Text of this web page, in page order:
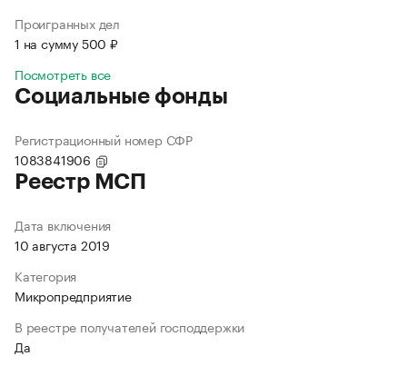
Проигранных дел
1 на сумму 500 ₽
Посмотреть все
Социальные фонды
Регистрационный номер СФР
1083841906
Реестр МСП
Дата включения
10 августа 2019
Категория
Микропредприятие
В реестре получателей господдержки
Да